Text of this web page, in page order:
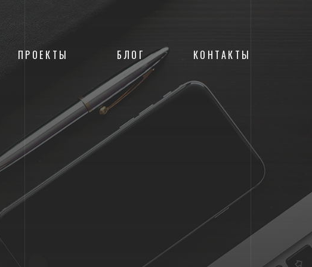
ПРОЕКТЫ БЛОГ КОНТАКТЫ